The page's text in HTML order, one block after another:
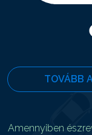
TOVÁBB
Amennyiben